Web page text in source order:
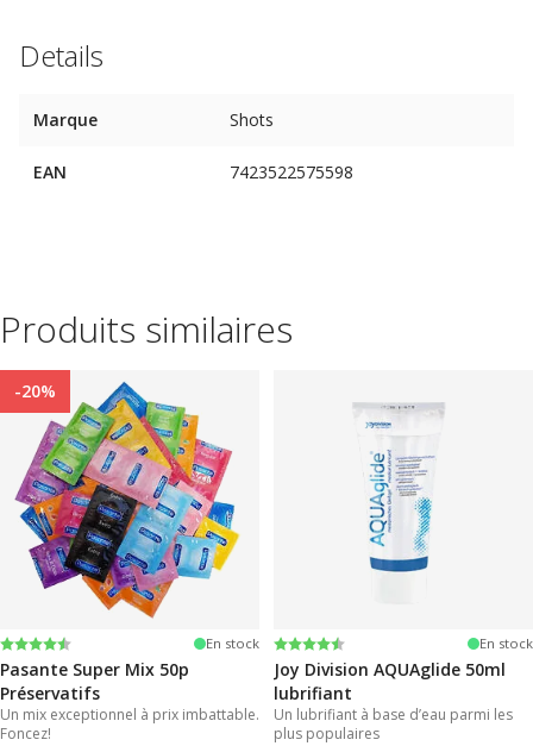
Details
Marque Shots
EAN 7423522575598
Produits similaires
-20%
Note:
4.4 sur 5 étoiles En stock
Pasante Super Mix 50p
Préservatifs
Un mix exceptionnel à prix imbattable.
Foncez!
Note:
4.2 sur 5 étoiles En stock
Joy Division AQUAglide 50ml
lubrifiant
Un lubrifiant à base d’eau parmi les
plus populaires